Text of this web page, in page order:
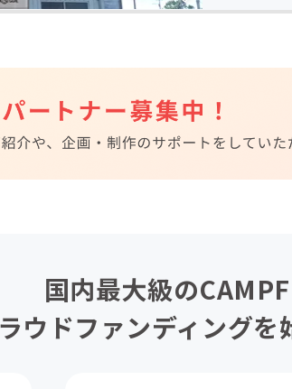
国内最大級の
ウドファンディングを